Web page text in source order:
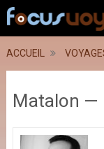
ACCUEIL
Matalon —